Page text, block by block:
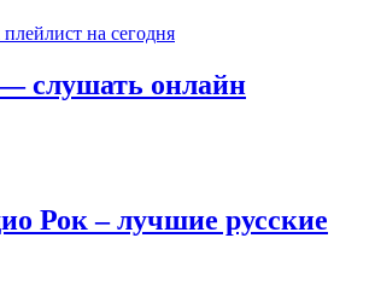
на сегодня
слушать онлайн
Рок – лучшие русские